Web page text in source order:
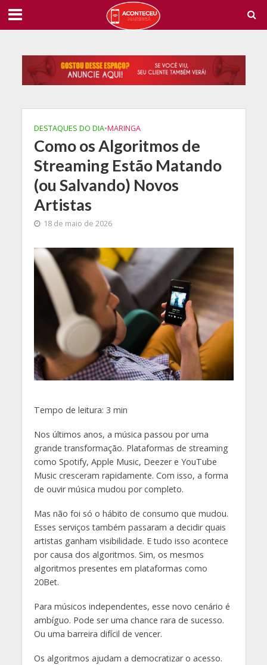
DESTAQUES DO DIA•MARINGA
Como os Algoritmos de
Streaming Estão Matando
(ou Salvando) Novos
Artistas
18 de maio de 2026
Tempo de leitura: 3 min
Nos últimos anos, a música passou por uma
grande transformação. Plataformas de streaming
como Spotify, Apple Music, Deezer e YouTube
Music cresceram rapidamente. Com isso, a forma
de ouvir música mudou por completo.
Mas não foi só o hábito de consumo que mudou.
Esses serviços também passaram a decidir quais
artistas ganham visibilidade. E tudo isso acontece
por causa dos algoritmos. Sim, os mesmos
algoritmos presentes em plataformas como
20Bet.
Para músicos independentes, esse novo cenário é
ambíguo. Pode ser uma chance rara de sucesso.
Ou uma barreira difícil de vencer.
Os algoritmos ajudam a democratizar o acesso.